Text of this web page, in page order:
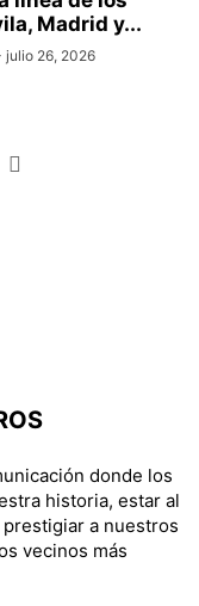
Madrid y...
julio 26, 2026
donde los
historia, estar al
a nuestros
vecinos más